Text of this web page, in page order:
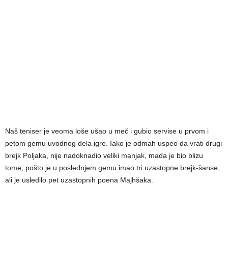
Naš teniser je veoma loše ušao u meč i gubio servise u prvom i
petom gemu uvodnog dela igre. Iako je odmah uspeo da vrati drugi
brejk Poljaka, nije nadoknadio veliki manjak, mada je bio blizu
tome, pošto je u poslednjem gemu imao tri uzastopne brejk-šanse,
ali je usledilo pet uzastopnih poena Majhšaka.